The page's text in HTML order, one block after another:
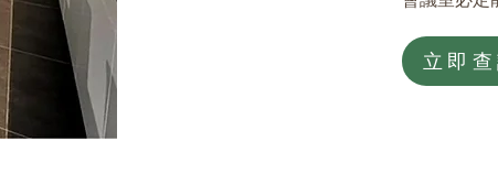
立即